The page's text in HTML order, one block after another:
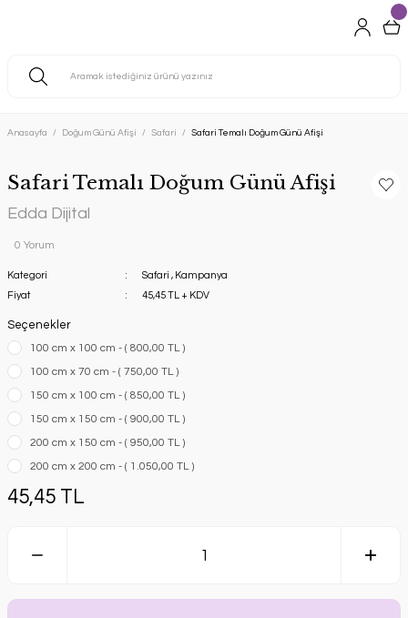
Anasayfa Doğum Günü Afişi Safari Safari Temalı Doğum Günü Afişi
Safari Temalı Doğum Günü Afişi
Edda Dijital
0 Yorum
Kategori Safari , Kampanya
Fiyat
45,45 TL + KDV
Seçenekler
100 cm x 100 cm - ( 800,00 TL )
100 cm x 70 cm - ( 750,00 TL )
150 cm x 100 cm - ( 850,00 TL )
150 cm x 150 cm - ( 900,00 TL )
200 cm x 150 cm - ( 950,00 TL )
200 cm x 200 cm - ( 1.050,00 TL )
45,45 TL